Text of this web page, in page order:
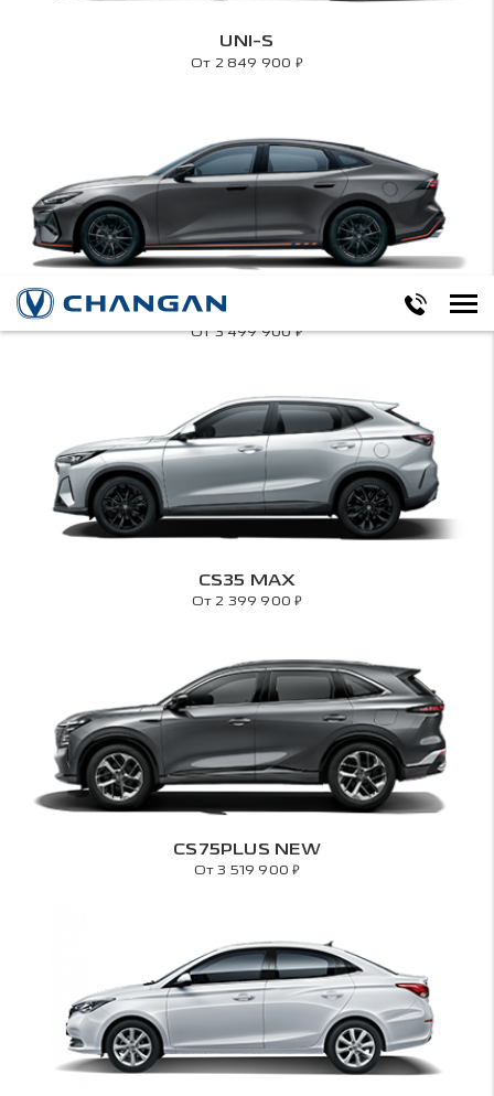
UNI-S
От 2 849 900 ₽
UNI-V
От 3 499 900₽
CS35 MAX
От 2 399 900₽
CS75PLUS NEW
От 3 519 900₽